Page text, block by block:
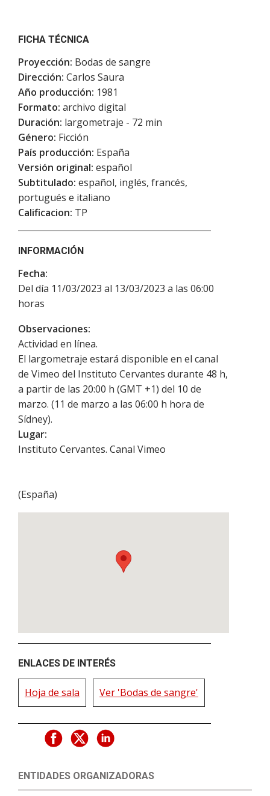
FICHA TÉCNICA
Proyección: Bodas de sangre
Dirección: Carlos Saura
Año producción: 1981
Formato: archivo digital
Duración: largometraje - 72 min
Género: Ficción
País producción: España
Versión original: español
Subtitulado: español, inglés, francés,
portugués e italiano
Calificacion: TP
INFORMACIÓN
Fecha:
Del día 11/03/2023 al 13/03/2023 a las 06:00
horas
Observaciones:
Actividad en línea.
El largometraje estará disponible en el canal
de Vimeo del Instituto Cervantes durante 48 h,
a partir de las 20:00 h (GMT +1) del 10 de
marzo. (11 de marzo a las 06:00 h hora de
Sídney).
Lugar:
Instituto Cervantes. Canal Vimeo
(España)
ENLACES DE INTERÉS
Hoja de sala Ver 'Bodas de sangre'
ENTIDADES ORGANIZADORAS